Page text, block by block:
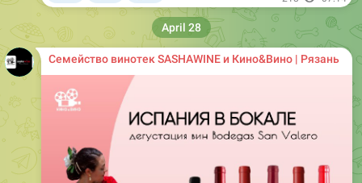
Семейство винотек SASHAWINE и Кино&Вино | Рязань
April 28